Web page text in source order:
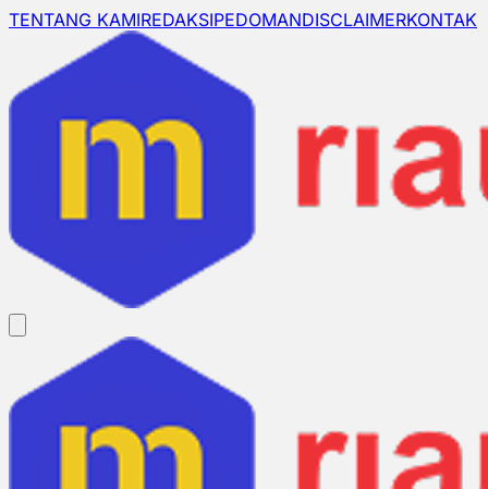
TENTANG KAMIREDAKSIPEDOMANDISCLAIMERKONTAK